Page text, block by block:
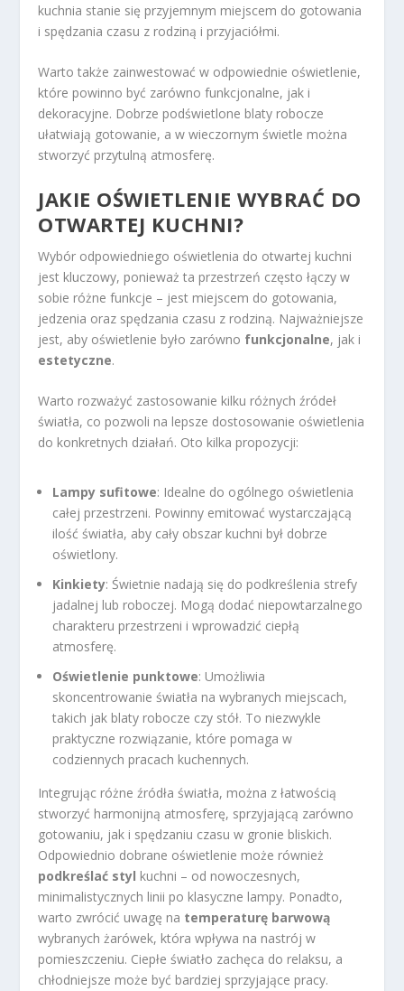
kuchnia stanie się przyjemnym miejscem do gotowania
i spędzania czasu z rodziną i przyjaciółmi.
Warto także zainwestować w odpowiednie oświetlenie,
które powinno być zarówno funkcjonalne, jak i
dekoracyjne. Dobrze podświetlone blaty robocze
ułatwiają gotowanie, a w wieczornym świetle można
stworzyć przytulną atmosferę.
JAKIE OŚWIETLENIE WYBRAĆ DO
OTWARTEJ KUCHNI?
Wybór odpowiedniego oświetlenia do otwartej kuchni
jest kluczowy, ponieważ ta przestrzeń często łączy w
sobie różne funkcje – jest miejscem do gotowania,
jedzenia oraz spędzania czasu z rodziną. Najważniejsze
jest, aby oświetlenie było zarówno funkcjonalne, jak i
estetyczne.
Warto rozważyć zastosowanie kilku różnych źródeł
światła, co pozwoli na lepsze dostosowanie oświetlenia
do konkretnych działań. Oto kilka propozycji:
Lampy sufitowe: Idealne do ogólnego oświetlenia
całej przestrzeni. Powinny emitować wystarczającą
ilość światła, aby cały obszar kuchni był dobrze
oświetlony.
Kinkiety: Świetnie nadają się do podkreślenia strefy
jadalnej lub roboczej. Mogą dodać niepowtarzalnego
charakteru przestrzeni i wprowadzić ciepłą
atmosferę.
Oświetlenie punktowe: Umożliwia
skoncentrowanie światła na wybranych miejscach,
takich jak blaty robocze czy stół. To niezwykle
praktyczne rozwiązanie, które pomaga w
codziennych pracach kuchennych.
Integrując różne źródła światła, można z łatwością
stworzyć harmonijną atmosferę, sprzyjającą zarówno
gotowaniu, jak i spędzaniu czasu w gronie bliskich.
Odpowiednio dobrane oświetlenie może również
podkreślać styl kuchni – od nowoczesnych,
minimalistycznych linii po klasyczne lampy. Ponadto,
warto zwrócić uwagę na temperaturę barwową
wybranych żarówek, która wpływa na nastrój w
pomieszczeniu. Ciepłe światło zachęca do relaksu, a
chłodniejsze może być bardziej sprzyjające pracy.